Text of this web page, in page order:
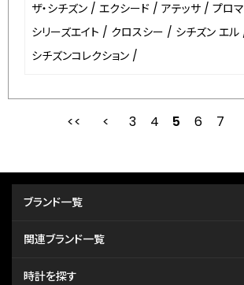
ザ・シチズン / エクシード / アテッサ / プロ
シリーズエイト / クロスシー / シチズン エル
シチズンコレクション /
最初 前
3 4 5 6 7
ブランド一覧
関連ブランド一覧
時計を探す